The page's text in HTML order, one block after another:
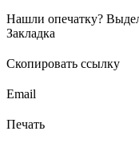
Нашли опечатку?
Закладка
Скопировать ссылку
Email
Печать